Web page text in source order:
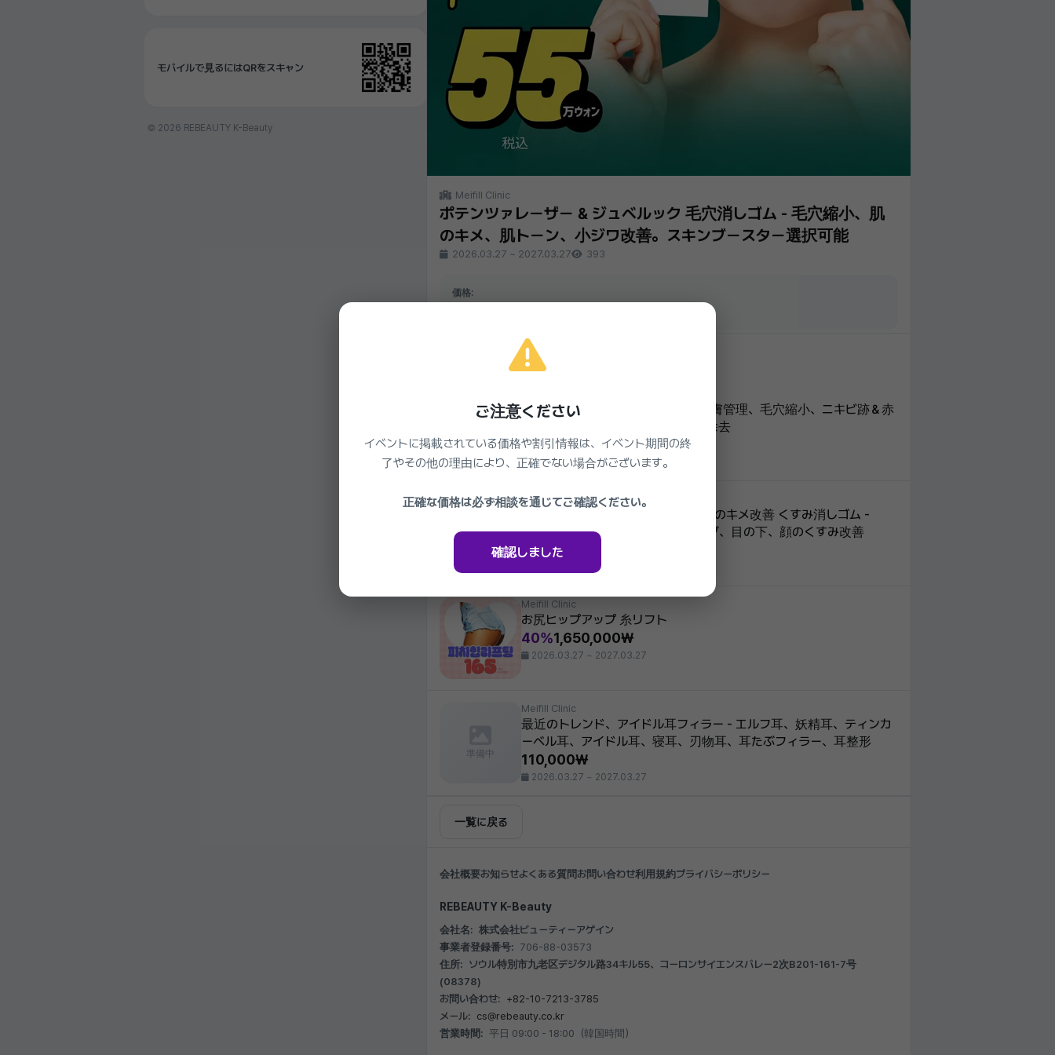
モバイルで見るにはQRをスキャン
© 2026 REBEAUTY K-Beauty
Meifill Clinic
ポテンツァレーザー & ジュベルック 毛穴消しゴム - 毛穴縮小、肌
のキメ、肌トーン、小ジワ改善。スキンブースター選択可能
2026.03.27 ~ 2027.03.27 393
価格:
同じクリニックの他のイベント
ポテンツァ 高周波レーザー1回 - 皮膚管理、毛穴縮小、ニキビ跡＆赤
ら顔改善、皮膚弾力強化、小ジワ除去
220,000₩
2026.03.27 ~ 2027.03.27
Meifill Clinic
肝斑・そばかす除去、肌トーン・肌のキメ改善 くすみ消しゴム -
IPL、白玉注射、レーザートーニング、目の下、顔のくすみ改善
42%220,000₩
2026.03.27 ~ 2027.03.27
Meifill Clinic
お尻ヒップアップ 糸リフト
40%1,650,000₩
2026.03.27 ~ 2027.03.27
準備中
Meifill Clinic
最近のトレンド、アイドル耳フィラー - エルフ耳、妖精耳、ティンカ
ーベル耳、アイドル耳、寝耳、刃物耳、耳たぶフィラー、耳整形
110,000₩
2026.03.27 ~ 2027.03.27
一覧に戻る
会社概要お知らせよくある質問 お問い合わせ利用規約プライバシーポリシー
REBEAUTY K-Beauty
会社名: 株式会社ビューティーアゲイン
事業者登録番号: 706-88-03573
住所: ソウル特別市九老区デジタル路34キル55、コーロンサイエンスバレー2次B201-161-7号
(08378)
お問い合わせ: +82-10-7213-3785
メール: cs@rebeauty.co.kr
営業時間: 平日 09:00 - 18:00（韓国時間）
ご注意ください
イベントに掲載されている価格や割引情報は、イベント期間の終
了やその他の理由により、正確でない場合がございます。
正確な価格は必ず相談を通じてご確認ください。
確認しました